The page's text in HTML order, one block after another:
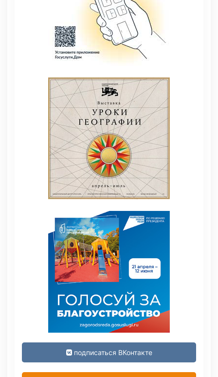
подписаться ВКонтакте